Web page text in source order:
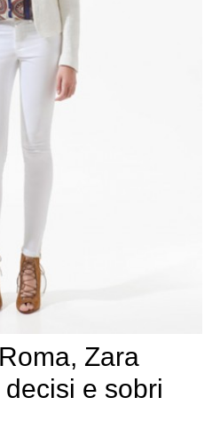
Zara
e sobri